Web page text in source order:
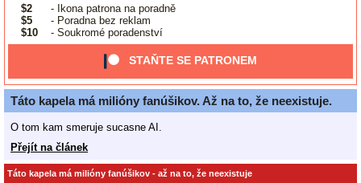
$2
- Ikona patrona na poradně
$5
- Poradna bez reklam
$10
- Soukromé poradenství
STAŇTE SE PATRONEM
Táto kapela má milióny fanúšikov. Až na to, že neexistuje.
O tom kam smeruje sucasne AI.
Přejít na článek
Táto kapela má milióny fanúšikov - až na to, že neexistuje